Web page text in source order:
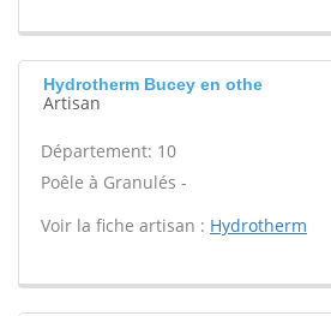
Hydrotherm Bucey en othe
Artisan
Département: 10
Poêle à Granulés -
Voir la fiche artisan : Hydrotherm